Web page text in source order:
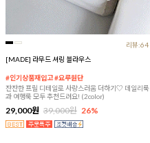
리뷰:64
[MADE] 라무드 셔링 블라우스
#인기상품재입고 #요루원단
잔잔한 프릴 디테일로 사랑스러움 더하기♡ 데일리룩
과 여행룩 모두 추천드려요! (2color)
29,000원 39,000원 26%